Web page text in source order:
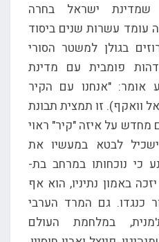
ישראל בחרה
עומד עשרות שנים ביסוד
בגולן למשטר הסורי
פומבית עם מדינת
אומר: "אנחנו עם הקיר
וואקף). זו תמצית תבונת
מחדש על איזה "קיר" ראוי
לבטא במעשיו את
כי נוכחותו במרחב בת-
באמון נתיניו, הוא אף
כנגדו. גם המרד הערבי
במלחמת העולם